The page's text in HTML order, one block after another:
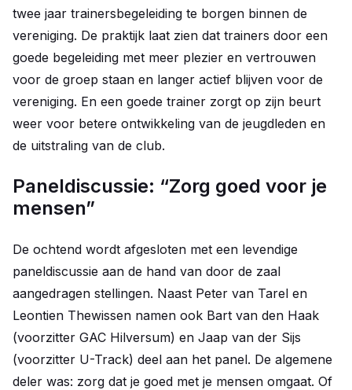
twee jaar trainersbegeleiding te borgen binnen de
vereniging. De praktijk laat zien dat trainers door een
goede begeleiding met meer plezier en vertrouwen
voor de groep staan en langer actief blijven voor de
vereniging. En een goede trainer zorgt op zijn beurt
weer voor betere ontwikkeling van de jeugdleden en
de uitstraling van de club.
Paneldiscussie: “Zorg goed voor je
mensen”
De ochtend wordt afgesloten met een levendige
paneldiscussie aan de hand van door de zaal
aangedragen stellingen. Naast Peter van Tarel en
Leontien Thewissen namen ook Bart van den Haak
(voorzitter GAC Hilversum) en Jaap van der Sijs
(voorzitter U-Track) deel aan het panel. De algemene
deler was: zorg dat je goed met je mensen omgaat. Of